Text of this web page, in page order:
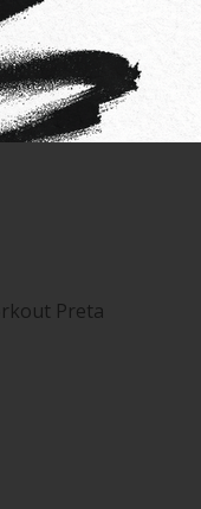
Stripes Azul Marinho
Preta